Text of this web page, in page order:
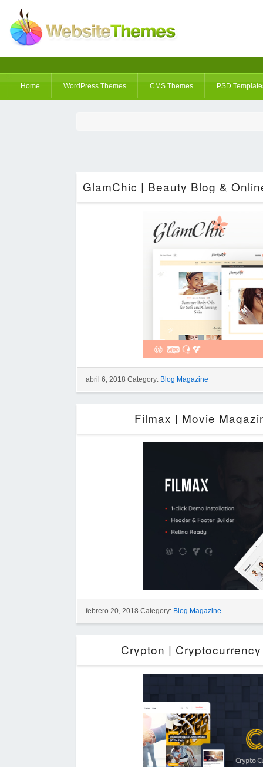
Home WordPress Themes CMS Themes PSD
abril 6, 2018 Category: Blog Magazine
Filmax | Movie
febrero 20, 2018 Category: Blog Magazine
Crypton |